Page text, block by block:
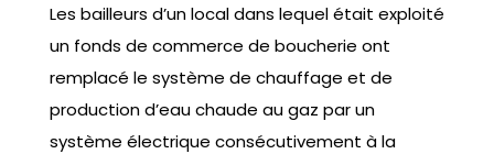
Les bailleurs d’un local dans lequel était exploité
un fonds de commerce de boucherie ont
remplacé le système de chauffage et de
production d’eau chaude au gaz par un
système électrique consécutivement à la